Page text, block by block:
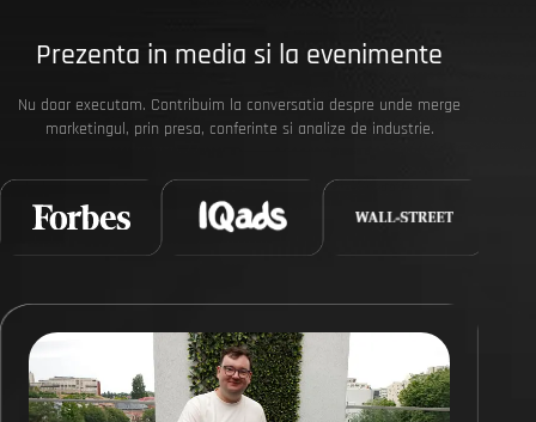
Prezenta in media si la evenimente
Nu doar executam. Contribuim la conversatia despre unde merge
marketingul, prin presa, conferinte si analize de industrie.